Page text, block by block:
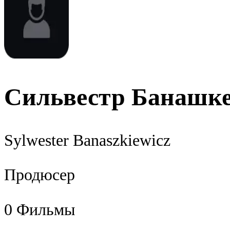
Сильвестр
Sylwester Banaszkiewicz
Продюсер
0 Фильмы